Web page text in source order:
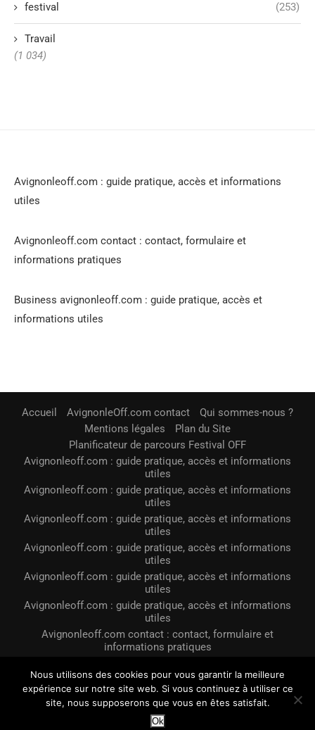
festival (253)
Travail
(1 034)
Avignonleoff.com : guide pratique, accès et informations
utiles
Avignonleoff.com contact : contact, formulaire et
informations pratiques
Business avignonleoff.com : guide pratique, accès et
informations utiles
Accueil AvignonleOff.com contact
Qui sommes-nous ?
Mentions légales
Plan du Site
Planificateur de parcours Festival OFF
Avignonleoff.com : guide pratique, accès et informations
utiles
Avignonleoff.com : guide pratique, accès et informations
utiles
Avignonleoff.com : guide pratique, accès et informations
utiles
Avignonleoff.com : guide pratique, accès et informations
utiles
Avignonleoff.com : guide pratique, accès et informations
utiles
Avignonleoff.com : guide pratique, accès et informations
utiles
Avignonleoff.com contact : contact, formulaire et
informations pratiques
informations utiles
Avignonleoff.com pour un prêt immobilier
@2023 - Tous droits réservés. Conçu et développé par
Nous utilisons des cookies pour vous garantir la meilleure
expérience sur notre site web. Si vous continuez à utiliser ce
site, nous supposerons que vous en êtes satisfait.
Ok